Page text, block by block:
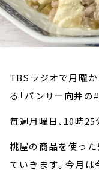
TBSラジオで月曜
る「パンサー向井の#
毎週月曜日、10時25
桃屋の商品を使っ
ていきます。今月は